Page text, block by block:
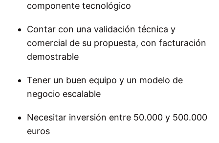
componente tecnológico
Contar con una validación técnica y
comercial de su propuesta, con facturación
demostrable
Tener un buen equipo y un modelo de
negocio escalable
Necesitar inversión entre 50.000 y 500.000
euros